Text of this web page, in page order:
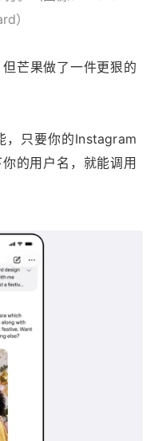
）
芒果做了一件更狠的
，只要你的Instagram
的用户名，就能调用